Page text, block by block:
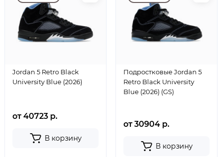
Jordan 5 Retro Black
University Blue (2026)
от 40723 р.
В корзину
Подростковые Jordan 5
Retro Black University
Blue (2026) (GS)
от 30904 р.
В корзину